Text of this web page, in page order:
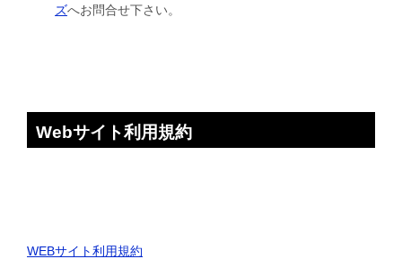
ズへお問合せ下さい。
Webサイト利用規約
WEBサイト利用規約